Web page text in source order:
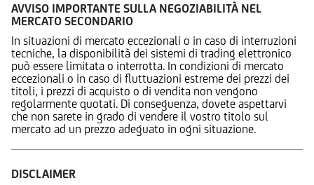
AVVISO IMPORTANTE SULLA NEGOZIABILITÀ NEL
MERCATO SECONDARIO
In situazioni di mercato eccezionali o in caso di interruzioni
tecniche, la disponibilità dei sistemi di trading elettronico
può essere limitata o interrotta. In condizioni di mercato
eccezionali o in caso di fluttuazioni estreme dei prezzi dei
titoli, i prezzi di acquisto o di vendita non vengono
regolarmente quotati. Di conseguenza, dovete aspettarvi
che non sarete in grado di vendere il vostro titolo sul
mercato ad un prezzo adeguato in ogni situazione.
DISCLAIMER